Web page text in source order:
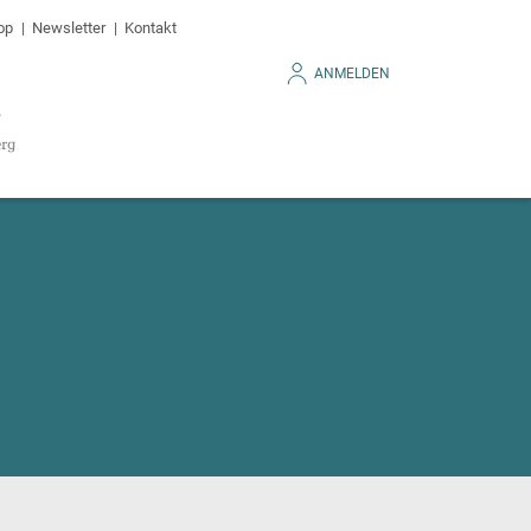
Newsletter Kontakt
ANMELDEN